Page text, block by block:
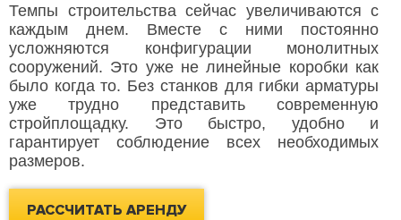
Темпы строительства сейчас увеличиваются с
каждым днем. Вместе с ними постоянно
усложняются конфигурации монолитных
сооружений. Это уже не линейные коробки как
было когда то. Без станков для гибки арматуры
уже трудно представить современную
стройплощадку. Это быстро, удобно и
гарантирует соблюдение всех необходимых
размеров.
РАССЧИТАТЬ АРЕНДУ